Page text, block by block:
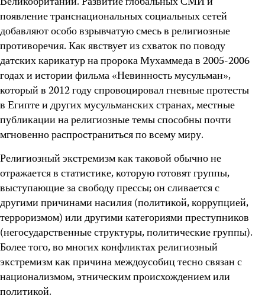
появление транснациональных социальных сетей
добавляют особо взрывчатую смесь в религиозные
противоречия. Как явствует из схваток по поводу
датских карикатур на пророка Мухаммеда в 2005-2006
годах и истории фильма «Невинность мусульман»,
который в 2012 году спровоцировал гневные протесты
в Египте и других мусульманских странах, местные
публикации на религиозные темы способны почти
мгновенно распространиться по всему миру.
Религиозный экстремизм как таковой обычно не
отражается в статистике, которую готовят группы,
выступающие за свободу прессы; он сливается с
другими причинами насилия (политикой, коррупцией,
терроризмом) или другими категориями преступников
(негосударственные структуры, политические группы).
Более того, во многих конфликтах религиозный
экстремизм как причина междоусобиц тесно связан с
национализмом, этническим происхождением или
политикой.